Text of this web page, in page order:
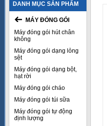
DANH MỤC SẢN PHẨM
MÁY ĐÓNG GÓI
Máy đóng gói hút chân
không
Máy đóng gói dạng lỏng
sệt
Máy đóng gói dạng bột,
hạt rời
Máy đóng gói cháo
Máy đóng gói túi sữa
Máy đóng gói tự động
định lượng